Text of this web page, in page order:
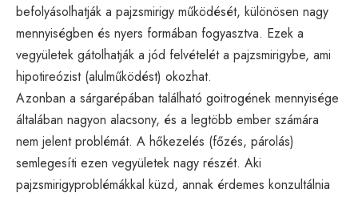
befolyásolhatják a pajzsmirigy működését, különösen nagy
mennyiségben és nyers formában fogyasztva. Ezek a
vegyületek gátolhatják a jód felvételét a pajzsmirigybe, ami
hipotireózist (alulműködést) okozhat.
Azonban a sárgarépában található goitrogének mennyisége
általában nagyon alacsony, és a legtöbb ember számára
nem jelent problémát. A hőkezelés (főzés, párolás)
semlegesíti ezen vegyületek nagy részét. Aki
pajzsmirigyproblémákkal küzd, annak érdemes konzultálnia